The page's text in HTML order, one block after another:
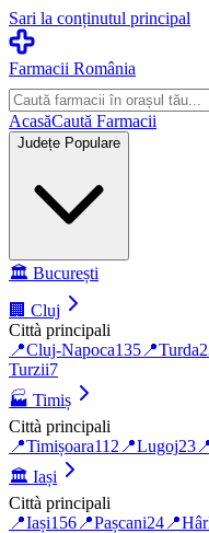
Sari la conținutul principal
Farmacii România
AcasăCaută Farmacii
Județe Populare
🏛️ București
🏢 Cluj
Città principali
📍Cluj-Napoca135 📍Turda
Turzii7
🏭 Timiș
Città principali
📍Timișoara112 📍Lugoj23
🏛️ Iași
Città principali
📍Iași156 📍Pașcani24 📍